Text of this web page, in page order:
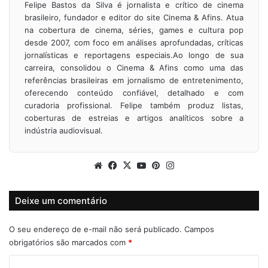
Felipe Bastos da Silva é jornalista e crítico de cinema
brasileiro, fundador e editor do site Cinema & Afins. Atua
na cobertura de cinema, séries, games e cultura pop
desde 2007, com foco em análises aprofundadas, críticas
jornalísticas e reportagens especiais.Ao longo de sua
carreira, consolidou o Cinema & Afins como uma das
referências brasileiras em jornalismo de entretenimento,
oferecendo conteúdo confiável, detalhado e com
curadoria profissional. Felipe também produz listas,
coberturas de estreias e artigos analíticos sobre a
indústria audiovisual.
WebsiteFacebook
X YouTubePinterest
Deixe um comentário
O seu endereço de e-mail não será publicado. Campos
obrigatórios são marcados com *